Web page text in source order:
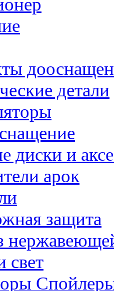
детали
диски и
арок
защита
свет